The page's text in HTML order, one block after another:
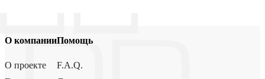
О компании
О проекте
Помощь
F.A.Q.